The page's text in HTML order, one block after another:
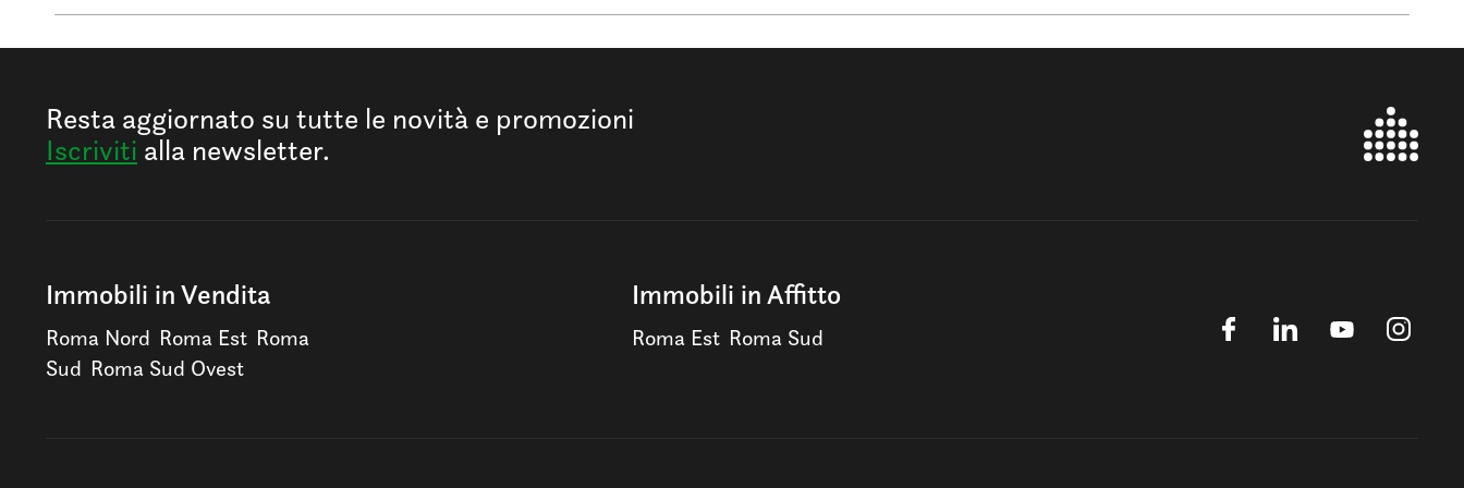
Resta aggiornato su tutte le novità e promozioni
Iscriviti alla newsletter.
Immobili in Vendita
Roma Nord Roma Est Roma
Sud Roma Sud Ovest
Immobili in Affitto
Roma Est Roma Sud